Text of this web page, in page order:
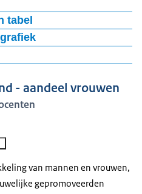
tabel
de promoties hebben niet
maar op academische
periode 2023-2024.
per jaar
3 juni 2025
- aandeel vrouwen
van mannen en vrouwen,
gepromoveerden